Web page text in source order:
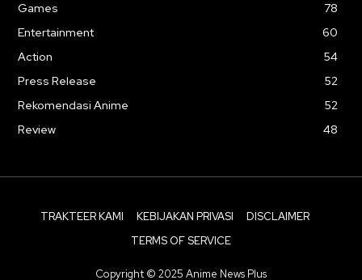
Games
78
Entertainment
60
Action
54
Press Release
52
Rekomendasi Anime
52
Review
48
TRAKTEER KAMI KEBIJAKAN PRIVASI
DISCLAIMER
TERMS OF SERVICE
Copyright © 2025 Anime News Plus